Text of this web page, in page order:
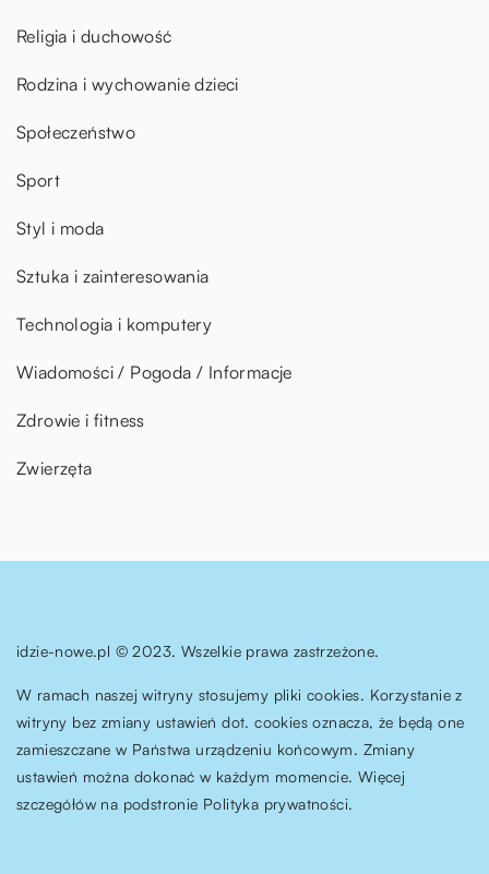
Religia i duchowość
Rodzina i wychowanie dzieci
Społeczeństwo
Sport
Styl i moda
Sztuka i zainteresowania
Technologia i komputery
Wiadomości / Pogoda / Informacje
Zdrowie i fitness
Zwierzęta
idzie-nowe.pl © 2023. Wszelkie prawa zastrzeżone.
W ramach naszej witryny stosujemy pliki cookies. Korzystanie z
witryny bez zmiany ustawień dot. cookies oznacza, że będą one
zamieszczane w Państwa urządzeniu końcowym. Zmiany
ustawień można dokonać w każdym momencie. Więcej
szczegółów na podstronie Polityka prywatności.